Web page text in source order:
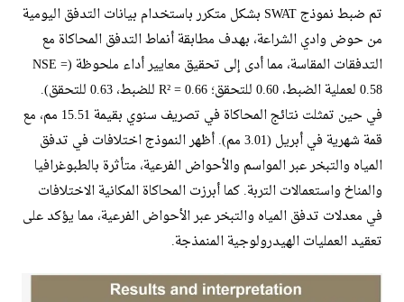
تم ضبط نموذج SWAT بشكل متكرر باستخدام بيانات التدفق اليومية
من حوض وادي الشراعة، بهدف مطابقة أنماط التدفق المحاكاة مع
التدفقات المقاسة، مما أدى إلى تحقيق معايير أداء ملحوظة (NSE =
0.58 لعملية الضبط، 0.60 للتحقق؛ R² = 0.66 للضبط، 0.63 للتحقق).
في حين تمثلت نتائج المحاكاة في تصريف سنوي بقيمة 15.51 مم، مع
قمة شهرية في أبريل (3.01 مم). أظهر النموذج اختلافات في تدفق
المياه والتبخر عبر المواسم والأحواض الفرعية، متأثرة بالطبوغرافيا
والمناخ واستعمالات التربة. كما أبرزت المحاكاة المكانية الاختلافات
في معدلات تدفق المياه والتبخر عبر الأحواض الفرعية، مما يؤكد على
تعقيد العمليات الهيدرولوجية المنمذجة.